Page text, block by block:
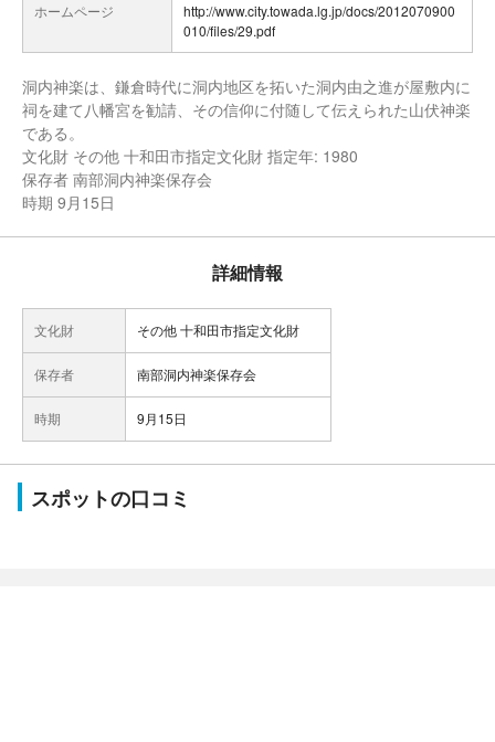
ホームページ
http://www.city.towada.lg.jp/docs/2012070900
010/files/29.pdf
洞内神楽は、鎌倉時代に洞内地区を拓いた洞内由之進が屋敷内に
祠を建て八幡宮を勧請、その信仰に付随して伝えられた山伏神楽
である。
文化財 その他 十和田市指定文化財 指定年: 1980
保存者 南部洞内神楽保存会
時期 9月15日
詳細情報
文化財 その他 十和田市指定文化財
保存者 南部洞内神楽保存会
時期 9月15日
スポットの口コミ